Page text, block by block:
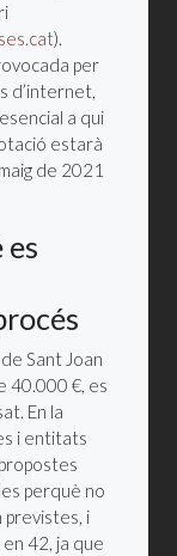
).
per
d’internet,
a qui
estarà
de 2021
es
Sant Joan
40.000 €, es
En la
i entitats
perquè no
previstes, i
42, ja que